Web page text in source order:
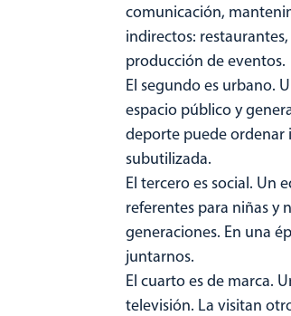
comunicación,
indirectos:
producción de eventos.
El segundo es urbano.
espacio público y
deporte puede ordenar
subutilizada.
El tercero es social. Un
referentes para niñas y
generaciones. En una
juntarnos.
El cuarto es de marca.
televisión. La visitan